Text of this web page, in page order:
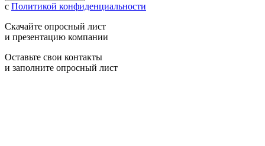
с Политикой конфиденциальности
Скачайте опросный лист
и презентацию компании
Оставьте свои контакты
и заполните опросный лист